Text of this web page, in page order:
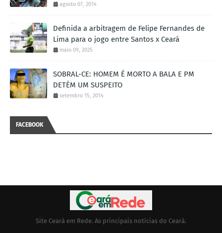
agosto 07, 2014
Definida a arbitragem de Felipe Fernandes de
Lima para o jogo entre Santos x Ceará
maio 09, 2025
SOBRAL-CE: HOMEM É MORTO A BALA E PM
DETÉM UM SUSPEITO
setembro 15, 2014
FACEBOOK
Site Ceará em Rede. As principais notícias do Ceará.